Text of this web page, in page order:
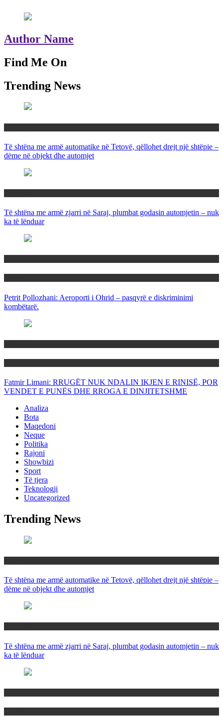
Author Name
Find Me On
Trending News
Të shtëna me armë automatike në Tetovë, qëllohet drejt një shtëpie –
dëme në objekt dhe automjet
Të shtëna me armë zjarri në Saraj, plumbat godasin automjetin – nuk
ka të lënduar
Petrit Pollozhani: Aeroporti i Ohrid – pasqyrë e diskriminimi
kombëtarë.
Fatmir Limani: RRUGËT NUK NDALIN IKJEN E RINISË, POR
VENDET E PUNËS DHE RROGA E DINJITETSHME
Analiza
Bota
Maqedoni
Neque
Politika
Rajoni
Showbizi
Sport
Të tjera
Teknologji
Uncategorized
Trending News
Të shtëna me armë automatike në Tetovë, qëllohet drejt një shtëpie –
dëme në objekt dhe automjet
Të shtëna me armë zjarri në Saraj, plumbat godasin automjetin – nuk
ka të lënduar